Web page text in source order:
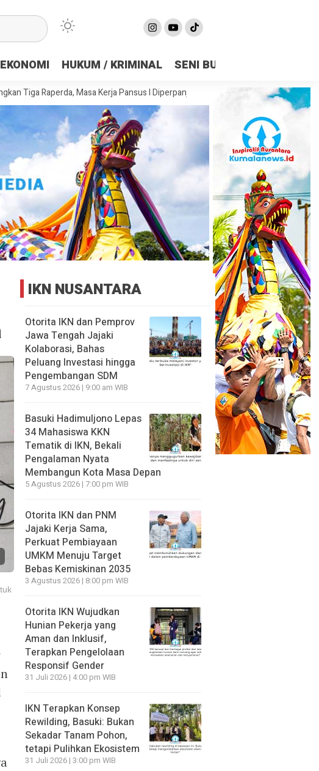
EKONOMI HUKUM / KRIMINAL SENI BUDAYA
Masa Kerja Pansus I Diperpanjang Demi Matangkan Substansi DPRD
IKN NUSANTARA
Otorita IKN dan Pemprov
Jawa Tengah Jajaki
Kolaborasi, Bahas
Peluang Investasi hingga
Pengembangan SDM
7 Agustus 2026 | 9:00 am WIB
Basuki Hadimuljono Lepas
34 Mahasiswa KKN
Tematik di IKN, Bekali
Pengalaman Nyata
Membangun Kota Masa Depan
5 Agustus 2026 | 7:00 pm WIB
Otorita IKN dan PNM
Jajaki Kerja Sama,
Perkuat Pembiayaan
UMKM Menuju Target
Bebas Kemiskinan 2035
3 Agustus 2026 | 8:00 pm WIB
Otorita IKN Wujudkan
Hunian Pekerja yang
Aman dan Inklusif,
Terapkan Pengelolaan
Responsif Gender
31 Juli 2026 | 4:00 pm WIB
IKN Terapkan Konsep
Rewilding, Basuki: Bukan
Sekadar Tanam Pohon,
tetapi Pulihkan Ekosistem
31 Juli 2026 | 3:00 pm WIB